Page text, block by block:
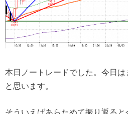
本日ノートレードでした。今日
と思います。